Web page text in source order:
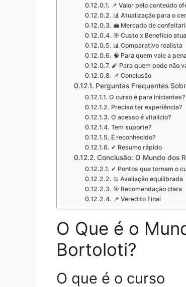
📌 Valor pelo conteúdo
📊 Atualização para o
💼 Mercado de
🎯 Custo x Benefício
📊 Comparativo realista
🧠 Para quem vale a
🧨 Para quem pode não
📌 Conclusão
Perguntas Frequentes
O curso é para iniciantes?
Preciso ter experiência?
O acesso é vitalício?
Tem suporte?
É reconhecido?
✔ Resumo rápido
Conclusão: O Mundo dos
✔ Pontos que tornam o
⚖ Avaliação equilibrada
🎯 Recomendação clara
📌 Veredito Final
O Que é o
Bortoloti?
O que é o curso